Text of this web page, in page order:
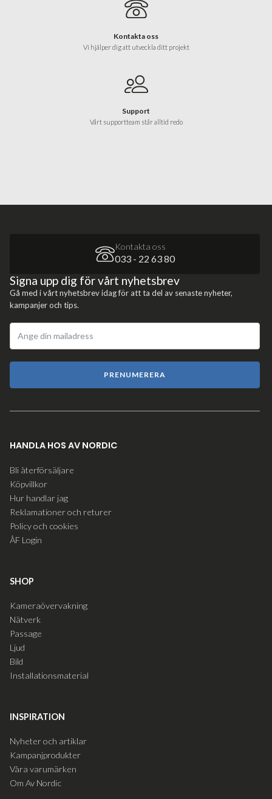
Kontakta oss
Vi hjälper dig att utveckla ditt projekt
Support
Vårt supportteam står alltid redo
Kontakta oss
033 - 22 63 80
Signa upp dig för vårt nyhetsbrev
Gå med i vårt nyhetsbrev idag för att ta del av senaste nyheter,
kampanjer och tips.
PRENUMERERA
HANDLA HOS AV NORDIC
Bli återförsäljare
Köpvillkor
Hur handlar jag
Reklamationer och returer
Policy och cookies
ÅF Login
SHOP
Kameraövervakning
Nätverk
Passage
Ljud
Bild
Installationsmaterial
INSPIRATION
Nyheter och artiklar
Kampanjprodukter
Våra varumärken
Om Av Nordic